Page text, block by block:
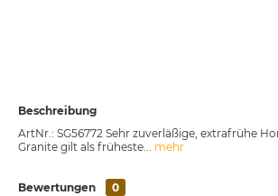
Beschreibung
ArtNr.: SG56772 Sehr zuverläßige, extrafrühe
Granite gilt als früheste... mehr
Bewertungen
0